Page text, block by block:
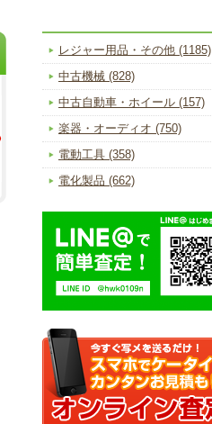
レジャー用品・その他 (1185)
中古機械 (828)
中古自動車・ホイール (157)
楽器・オーディオ (750)
電動工具 (358)
電化製品 (662)